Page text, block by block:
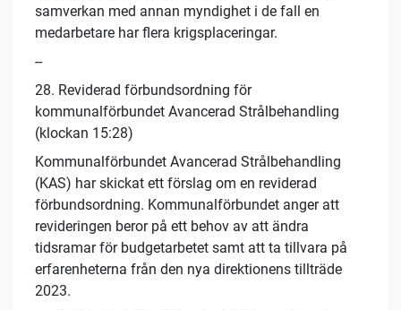
samverkan med annan myndighet i de fall en
medarbetare har flera krigsplaceringar.
--
28. Reviderad förbundsordning för
kommunalförbundet Avancerad Strålbehandling
(klockan 15:28)
Kommunalförbundet Avancerad Strålbehandling
(KAS) har skickat ett förslag om en reviderad
förbundsordning. Kommunalförbundet anger att
revideringen beror på ett behov av att ändra
tidsramar för budgetarbetet samt att ta tillvara på
erfarenheterna från den nya direktionens tillträde
2023.